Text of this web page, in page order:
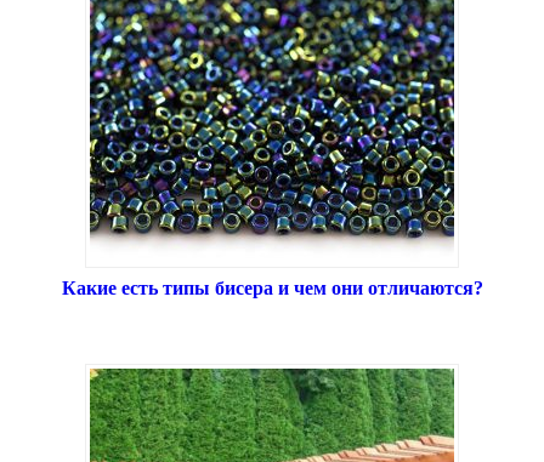
Какие есть типы бисера и чем они отличаются?